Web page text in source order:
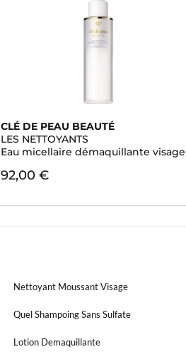
CLÉ DE PEAU BEAUTÉ
LES NETTOYANTS
Eau micellaire démaquillante visage
92,00 €
Nettoyant Moussant Visage
Quel Shampoing Sans Sulfate
Lotion Demaquillante